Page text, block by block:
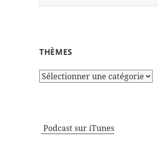
THÈMES
Thèmes
Podcast sur iTunes